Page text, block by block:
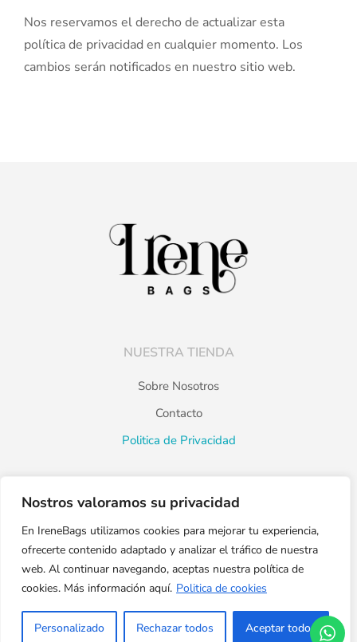
Nostros valoramos su privacidad
En IreneBags utilizamos cookies para mejorar tu experiencia,
ofrecerte contenido adaptado y analizar el tráfico de nuestra
web. Al continuar navegando, aceptas nuestra política de
cookies. Más información aquí. Politica de cookies
Personalizado Rechazar todos Aceptar todos
Nos reservamos el derecho de actualizar esta
política de privacidad en cualquier momento. Los
cambios serán notificados en nuestro sitio web.
NUESTRA TIENDA
Sobre Nosotros
Contacto
Politica de Privacidad
PRODUCTOS
Catálogo
Destacados